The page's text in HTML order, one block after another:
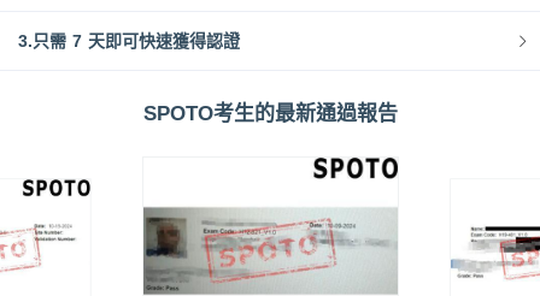
3.只需 7 天即可快速獲得認證
SPOTO考生的最新通過報告